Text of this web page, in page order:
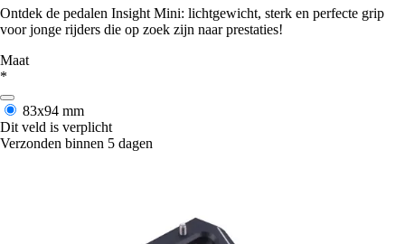
Ontdek de pedalen Insight Mini: lichtgewicht, sterk en perfecte grip
voor jonge rijders die op zoek zijn naar prestaties!
Maat
*
83x94 mm
Dit veld is verplicht
Verzonden binnen 5 dagen